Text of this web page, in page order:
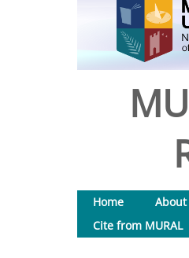
Home About
Cite from MURAL